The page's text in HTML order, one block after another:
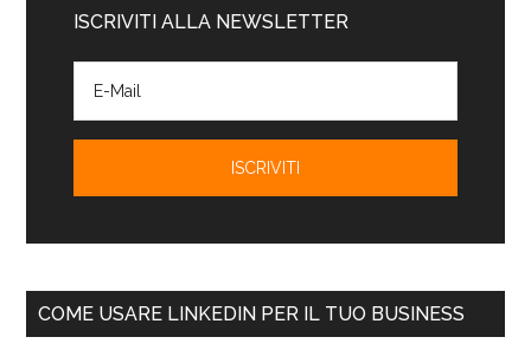
ISCRIVITI ALLA NEWSLETTER
COME USARE LINKEDIN PER IL TUO BUSINESS